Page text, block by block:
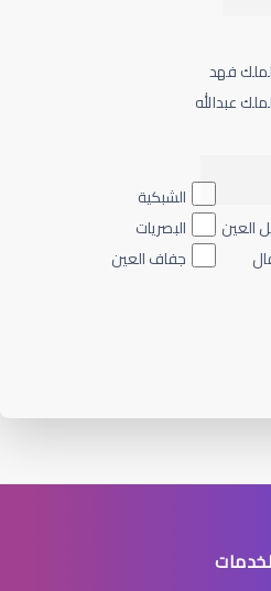
طبيب عيون جنوب الرياض
الشبكية
العين
البصريات
جفاف العين